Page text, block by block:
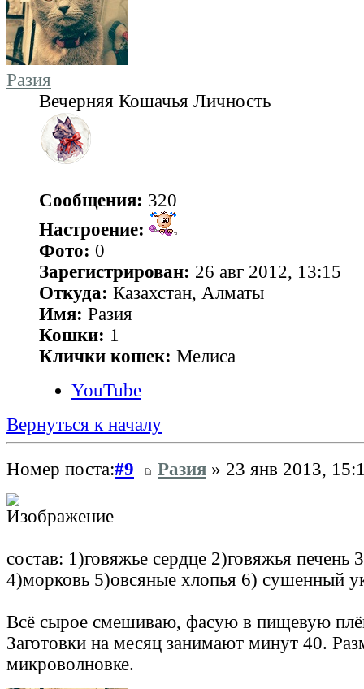
Разия
Вечерняя Кошачья Личность
Сообщения: 320
Настроение:
Фото: 0
Зарегистрирован: 26 авг 2012, 13:15
Откуда: Казахстан, Алматы
Имя: Разия
Кошки: 1
Клички кошек: Мелиса
YouTube
Вернуться к началу
Номер поста:#9 Разия » 23 янв 2013,
состав: 1)говяжье сердце 2)говяжья печень
4)морковь 5)овсяные хлопья 6) сушенный
Всё сырое смешиваю, фасую в пищевую
Заготовки на месяц занимают минут 40.
микроволновке.